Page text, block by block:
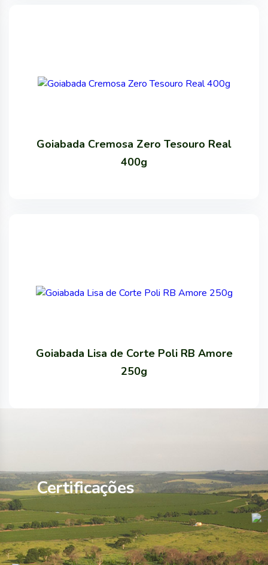
Goiabada Cremosa Zero Tesouro Real
400g
Goiabada Lisa de Corte Poli RB Amore
250g
Certificações